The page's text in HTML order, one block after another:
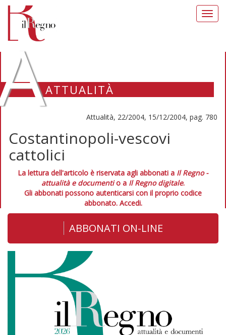
ATTUALITÀ
Attualità, 22/2004, 15/12/2004, pag. 780
Costantinopoli-vescovi
cattolici
La lettura dell'articolo è riservata agli abbonati a Il Regno -
attualità e documentio a Il Regno digitale.
Gli abbonati possono autenticarsi con il proprio codice
abbonato. Accedi.
ABBONATI ON-LINE